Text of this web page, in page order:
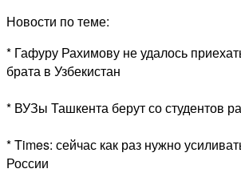
Новости по теме:
* Гафуру Рахимову не удалось
брата в Узбекистан
* ВУЗы Ташкента берут со студентов
* Times: сейчас как раз нужно
России